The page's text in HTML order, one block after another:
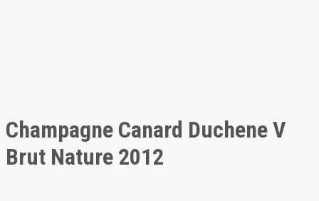
Champagne Canard Duchene V
Brut Nature 2012